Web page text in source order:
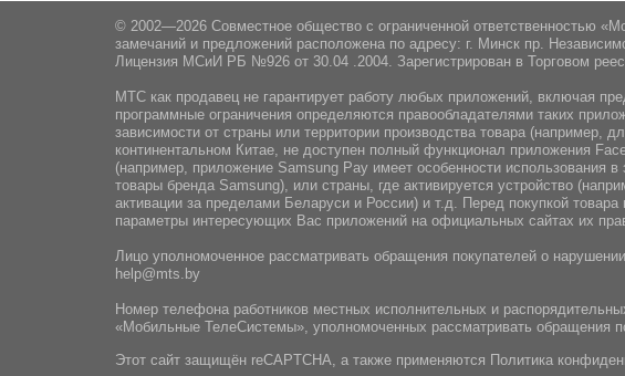
© 2002—2026 Совместное общество с ограниченной ответственностью
замечаний и предложений расположена по адресу: г. Минск пр.
Лицензия МСиИ РБ №926 от 30.04 .2004. Зарегистрирован в Торговом
МТС как продавец не гарантирует работу любых приложений, включая
программные ограничения определяются правообладателями таких
зависимости от страны или территории производства товара (например,
континентальном Китае, не доступен полный функционал приложения
(например, приложение Samsung Pay имеет особенности использования
товары бренда Samsung), или страны, где активируется устройство
активации за пределами Беларуси и России) и т.д. Перед покупкой
параметры интересующих Вас приложений на официальных сайтах их
Лицо уполномоченное рассматривать обращения покупателей о
help@mts.by
Номер телефона работников местных исполнительных и
«Мобильные ТелеСистемы», уполномоченных рассматривать обращения
Этот сайт защищён reCAPTCHA, а также применяются Политика